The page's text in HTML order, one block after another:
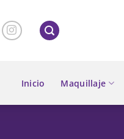
Inicio Maquillaje